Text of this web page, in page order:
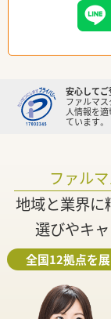
安心して
ファルマス
人情報を
ています。
ファル
地域と業界に
選びやキ
全国12拠点を展